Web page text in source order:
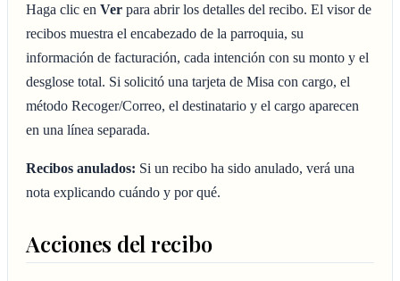
Haga clic en Ver para abrir los detalles del recibo. El visor de
recibos muestra el encabezado de la parroquia, su
información de facturación, cada intención con su monto y el
desglose total. Si solicitó una tarjeta de Misa con cargo, el
método Recoger/Correo, el destinatario y el cargo aparecen
en una línea separada.
Recibos anulados: Si un recibo ha sido anulado, verá una
nota explicando cuándo y por qué.
Acciones del recibo